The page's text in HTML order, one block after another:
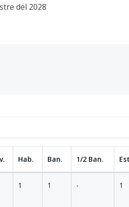
del 2028
Hab. Ban. 1/2 Ban.
1 1 - 1